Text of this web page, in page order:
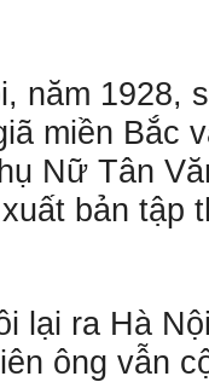
năm 1928,
miền Bắc
Nữ Tân
bản tập
lại ra Hà
ông vẫn